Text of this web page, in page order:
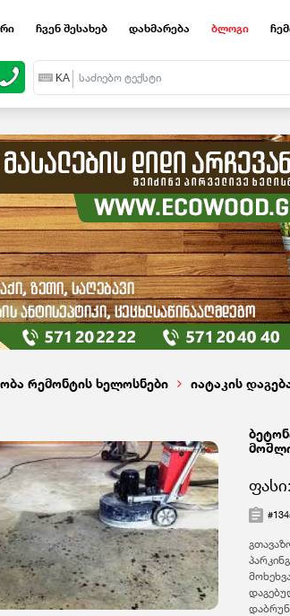
ჩვენ შესახებ დახმარება ბლოგი
EN KA RU
რემონტის ხელოსნები იატაკის
ფასი: